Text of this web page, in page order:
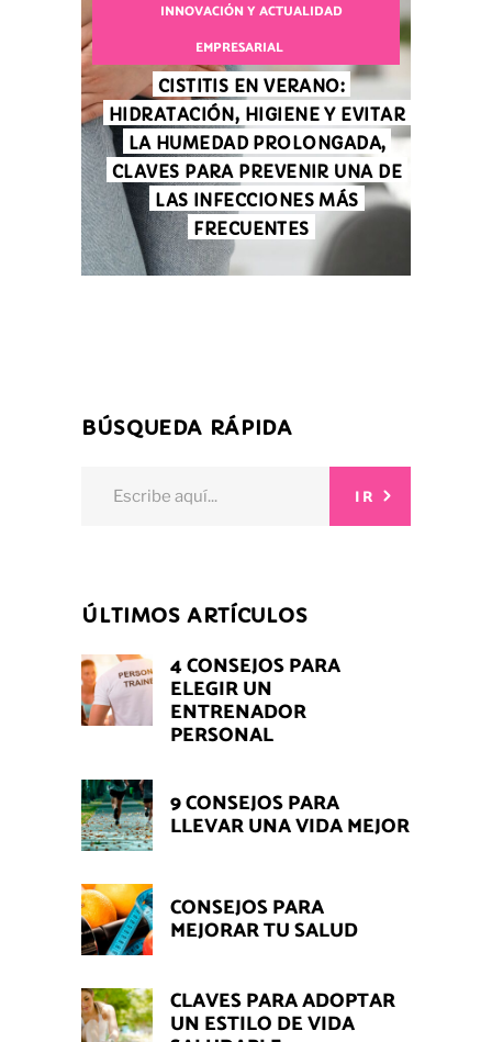
INNOVACIÓN Y ACTUALIDAD
EMPRESARIAL
CISTITIS EN VERANO:
HIDRATACIÓN, HIGIENE Y EVITAR
LA HUMEDAD PROLONGADA,
CLAVES PARA PREVENIR UNA DE
LAS INFECCIONES MÁS
FRECUENTES
BÚSQUEDA RÁPIDA
IR
ÚLTIMOS ARTÍCULOS
4 CONSEJOS PARA
ELEGIR UN
ENTRENADOR
PERSONAL
9 CONSEJOS PARA
LLEVAR UNA VIDA MEJOR
CONSEJOS PARA
MEJORAR TU SALUD
CLAVES PARA ADOPTAR
UN ESTILO DE VIDA